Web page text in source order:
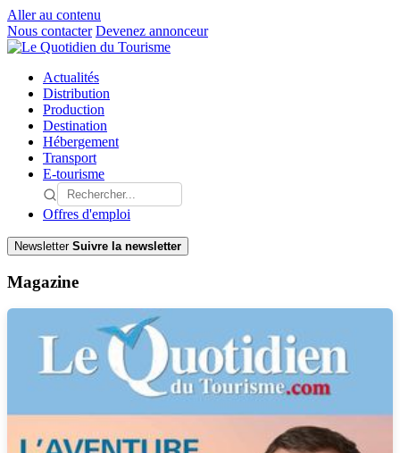
Aller au contenu
Nous contacter Devenez annonceur
Actualités
Distribution
Production
Destination
Hébergement
Transport
E-tourisme
Offres d'emploi
Newsletter Suivre la newsletter
Magazine